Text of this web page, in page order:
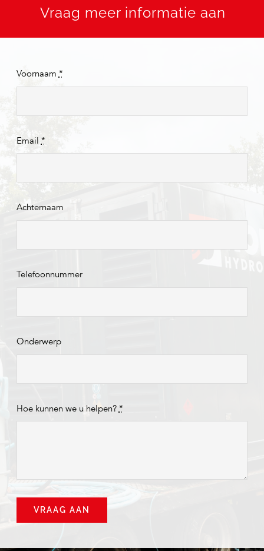
Vraag meer informatie aan
Voornaam *
Email *
Achternaam
Telefoonnummer
Onderwerp
Hoe kunnen we u helpen? *
VRAAG AAN